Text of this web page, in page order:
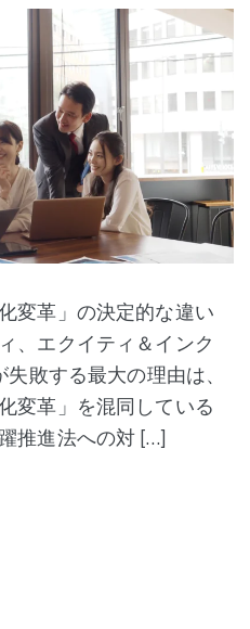
変革」の決定的な違い
、エクイティ＆インク
敗する最大の理由は、
変革」を混同している
推進法への対 […]